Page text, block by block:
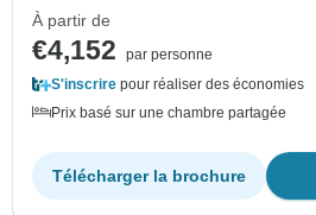
À partir de
€4,152
par personne
S'inscrire pour réaliser des économies
Prix basé sur une chambre partagée
Télécharger la brochure